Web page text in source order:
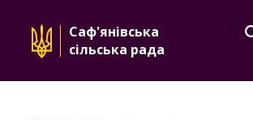
Саф'янівська
сільська рада